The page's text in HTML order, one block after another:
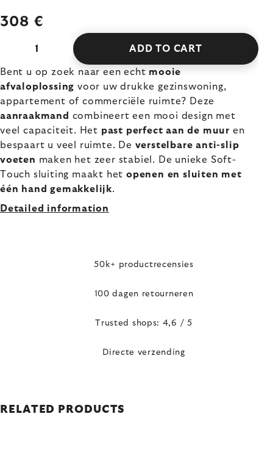
308 €
ADD TO CART
Bent u op zoek naar een echt mooie
afvaloplossing voor uw drukke gezinswoning,
appartement of commerciële ruimte? Deze
aanraakmand combineert een mooi design met
veel capaciteit. Het past perfect aan de muur en
bespaart u veel ruimte. De verstelbare anti-slip
voeten maken het zeer stabiel. De unieke Soft-
Touch sluiting maakt hetopenen en sluiten met
één hand gemakkelijk.
Detailed information
50k+ productrecensies
100 dagen retourneren
Trusted shops: 4,6 / 5
Directe verzending
RELATED PRODUCTS